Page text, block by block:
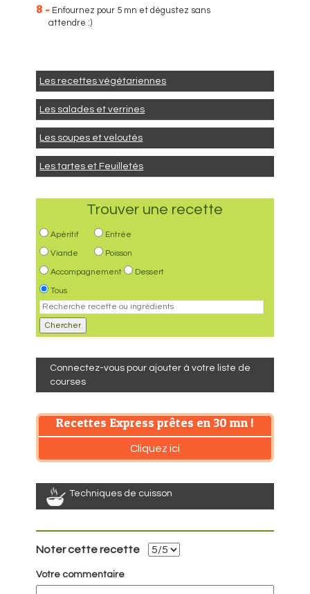
8 - Enfournez pour 5 mn et dégustez sans
attendre :)
Les recettes végétariennes
Les salades et verrines
Les soupes et veloutés
Les tartes et Feuilletés
Trouver une recette
Apéritif Entrée
Viande Poisson
Accompagnement Dessert
Tous
Connectez-vous pour ajouter à votre liste de
courses
Recettes Express prêtes en 30 mn !
Cliquez ici
Techniques de cuisson
Noter cette recette
Votre commentaire